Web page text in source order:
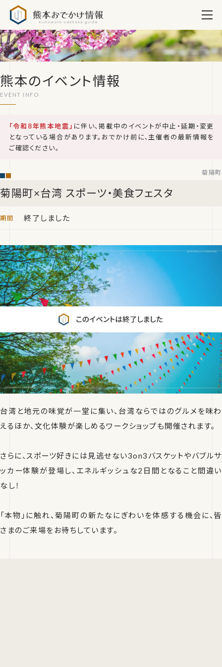
熊本のイベント情報
「令和8年熊本地震」 に伴い、掲載中のイベントが中止・延期・変更
となっている場合があります。おでかけ前に、主催者の最新情報を
ご確認ください。
菊陽町×台湾 スポーツ・美食フェスタ
菊陽町
終了しました
台湾と地元の味覚が一堂に集い、台湾ならではのグルメを味わ
えるほか、文化体験が楽しめるワークショップも開催されます。
さらに、スポーツ好きには見逃せない3on3バスケットやバブルサ
ッカー体験が登場し、エネルギッシュな2日間となること間違い
なし！
「本物」に触れ、菊陽町の新たなにぎわいを体感する機会に、皆
さまのご来場をお待ちしています。